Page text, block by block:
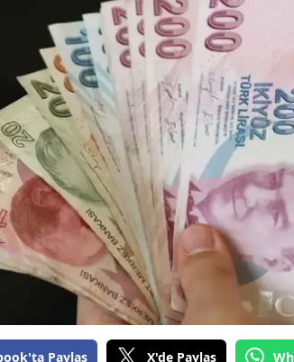
Paylaş X'de Paylaş